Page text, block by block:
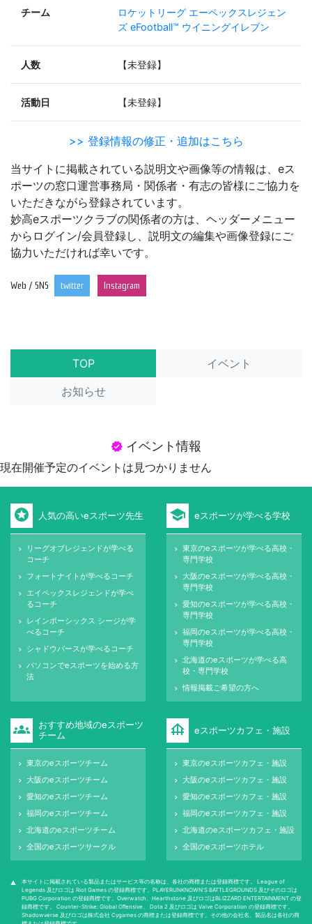
チーム ロケットリーグ エーペックスレジェン
ズeFootball™ ウイニングイレブン
人数 【未登録】
活動日 【未登録】
>> 登録情報の修正・追加はこちら
当サイトに掲載されている説明文や画像等の情報は、eス
ポーツの窓口運営事務局・関係者・有志の皆様にご協力を
いただきながら登録されています。
妙高eスポーツクラブの関係者の方は、ヘッダーメニュー
からログイン/会員登録し、説明文の編集や画像登録にご
協力いただければ幸いです。
Web / SNS twitter Instagram
TOP
イベント
お知らせ
verified イベント情報
現在開催予定のイベントは見つかりません
stars 人気の高いeスポーツ先生
keyboard_arrow_right
リーグオブレジェンドが学べる
コーチ
keyboard_arrow_right フォートナイトが学べるコーチ
keyboard_arrow_right
エイペックスレジェンドが学べ
るコーチ
keyboard_arrow_right
レインボーシックス シージが学
べるコーチ
keyboard_arrow_right シャドウバースが学べるコーチ
keyboard_arrow_right
パソコンでeスポーツを始める方
法
school eスポーツが学べる学校
keyboard_arrow_right
東京のeスポーツが学べる高校・
専門学校
keyboard_arrow_right
大阪のeスポーツが学べる高校・
専門学校
keyboard_arrow_right
愛知のeスポーツが学べる高校・
専門学校
keyboard_arrow_right
福岡のeスポーツが学べる高校・
専門学校
keyboard_arrow_right
北海道のeスポーツが学べる高
校・専門学校
keyboard_arrow_right 情報掲載ご希望の方へ
groups
おすすめ地域のeスポーツ
チーム
keyboard_arrow_right 東京のeスポーツチーム
keyboard_arrow_right 大阪のeスポーツチーム
keyboard_arrow_right 愛知のeスポーツチーム
keyboard_arrow_right 福岡のeスポーツチーム
keyboard_arrow_right 北海道のeスポーツチーム
keyboard_arrow_right 全国のeスポーツサークル
foundation eスポーツカフェ・施設
keyboard_arrow_right 東京のeスポーツカフェ・施設
keyboard_arrow_right 大阪のeスポーツカフェ・施設
keyboard_arrow_right 愛知のeスポーツカフェ・施設
keyboard_arrow_right 福岡のeスポーツカフェ・施設
keyboard_arrow_right 北海道のeスポーツカフェ・施設
keyboard_arrow_right 全国のeスポーツホテル
warning
本サイトに掲載されている製品またはサービス等の名称は、各社の商標または登録商標です。 League of
Legends 及びロゴは Riot Games の登録商標です。PLAYERUNKNOWN'S BATTLEGROUNDS 及びそのロゴは
PUBG Corporation の登録商標です。Overwatch、Hearthstone 及びロゴはBLIZZARD ENTERTAINMENT の登
録商標です。 Counter-Strike: Global Oﬀensive、 Dota 2 及びロゴは Valve Corporation の登録商標です。
Shadowverse 及びロゴは株式会社 Cygames の商標または登録商標です。その他の会社名、製品名は各社の商